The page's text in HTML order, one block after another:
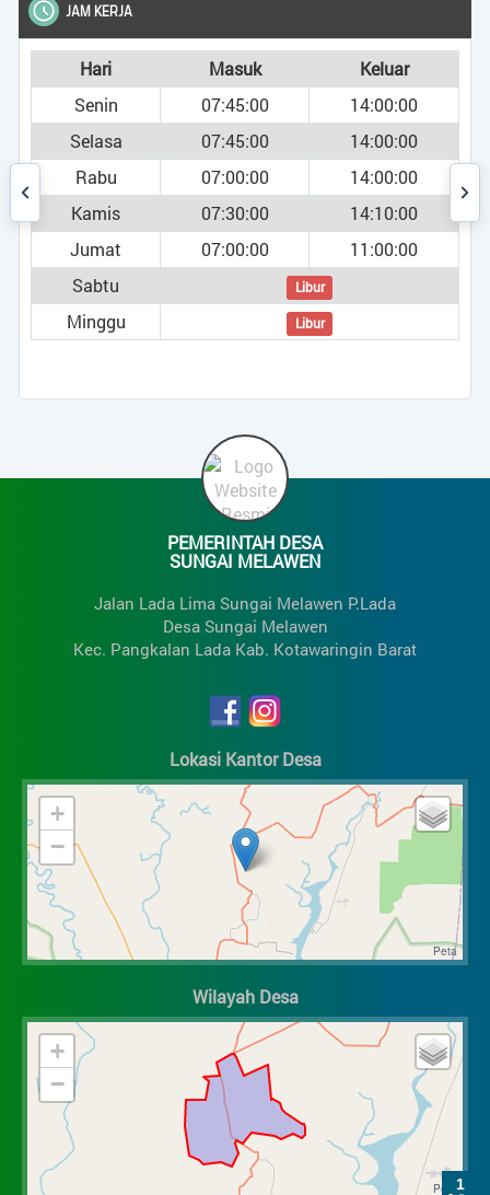
Keluar
14:00:00
14:00:00
14:00:00
14:10:00
11:00:00
Jumlah Penduduk
Bar chart with 3 bars.
The chart has 1 X axis
The chart has 1 Y axis
Jumlah
0 1k
1.583
Laki-laki
1.393
Perempuan
2.976
TOTAL
End of interactive chart.
PEMERINTAH DESA
SUNGAI MELAWEN
Jalan Lada Lima Sungai Melawen P.Lada
Desa Sungai Melawen
Kec. Pangkalan Lada Kab. Kotawaringin Barat
Lokasi Kantor Desa
+
−
Wilayah Desa
+
−
1